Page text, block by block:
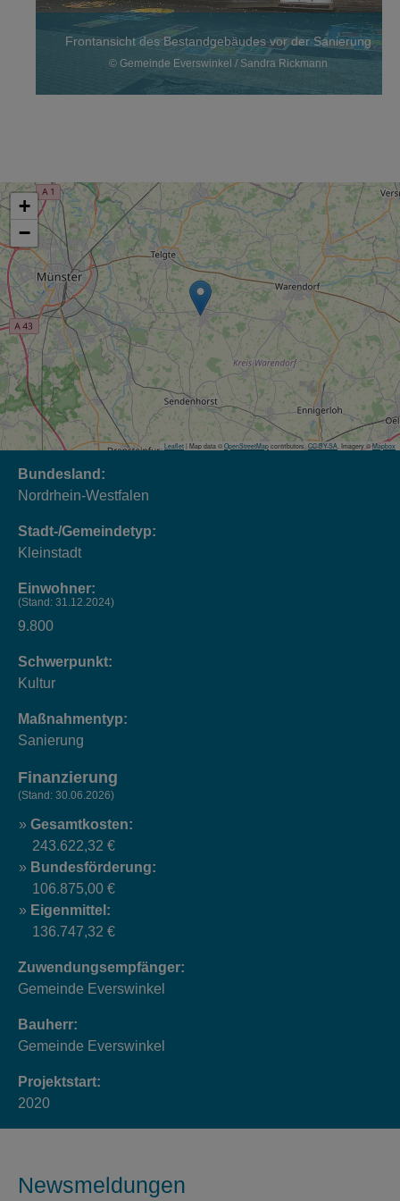
Frontansicht des Bestandgebäudes vor der Sanierung
© Gemeinde Everswinkel / Sandra Rickmann
+
−
Leaflet | Map data © OpenStreetMap contributors, CC-BY-SA, Imagery © Mapbox
Bundesland:
Nordrhein-Westfalen
Stadt-/Gemeindetyp:
Kleinstadt
Einwohner:
(Stand: 31.12.2024)
9.800
Schwerpunkt:
Kultur
Maßnahmentyp:
Sanierung
Finanzierung
(Stand: 30.06.2026)
Gesamtkosten:
243.622,32 €
Bundesförderung:
106.875,00 €
Eigenmittel:
136.747,32 €
Zuwendungsempfänger:
Gemeinde Everswinkel
Bauherr:
Gemeinde Everswinkel
Projektstart:
2020
Newsmeldungen